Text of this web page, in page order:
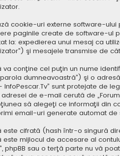
cookie-uri externe software-ului
paginile create de software-ul
la: expedierea unui mesaj ca
şi mesajele transmise de
conţine cel puţin un nume
dumneavoastră”) şi o
InfoPescar.Tv” sunt protejate de
de e-mail cerută de
să alegeţi ce informaţii din
email-uri generate automat de
este cifrată (hash într-o singură
mijlocul de accesare al
phpBB sau o terţă parte nu vă